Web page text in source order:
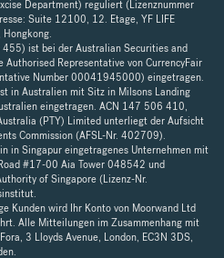
Department) reguliert (Lizenznummer
Suite 12100, 12. Etage, YF LIFE
Hongkong.
ist bei der Australian Securities and
Authorised Representative von CurrencyFair
Number 00041945000) eingetragen.
in Australien mit Sitz in Milsons Landing
eingetragen. ACN 147 506 410,
(PTY) Limited unterliegt der Aufsicht
Commission (AFSL-Nr. 402709).
in Singapur eingetragenes Unternehmen mit
#17-00 Aia Tower 048542 und
of Singapore (Lizenz-Nr.
Kunden wird Ihr Konto von Moorwand Ltd
Alle Mitteilungen im Zusammenhang mit
3 Lloyds Avenue, London, EC3N 3DS,